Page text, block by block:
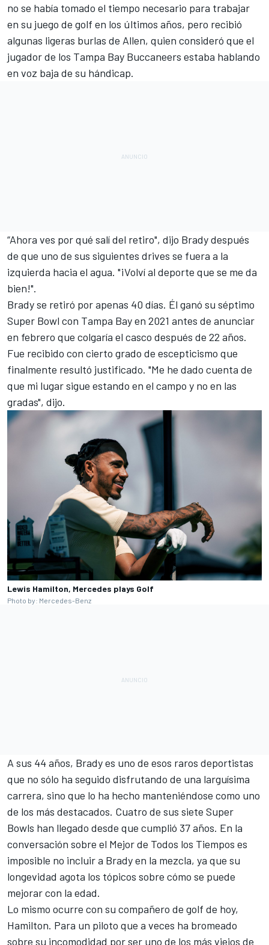
no se había tomado el tiempo necesario para trabajar
en su juego de golf en los últimos años, pero recibió
algunas ligeras burlas de Allen, quien consideró que el
jugador de los Tampa Bay Buccaneers estaba hablando
en voz baja de su hándicap.
“Ahora ves por qué salí del retiro", dijo Brady después
de que uno de sus siguientes drives se fuera a la
izquierda hacia el agua. "¡Volví al deporte que se me da
bien!".
Brady se retiró por apenas 40 días. Él ganó su séptimo
Super Bowl con Tampa Bay en 2021 antes de anunciar
en febrero que colgaría el casco después de 22 años.
Fue recibido con cierto grado de escepticismo que
finalmente resultó justificado. "Me he dado cuenta de
que mi lugar sigue estando en el campo y no en las
gradas", dijo.
Lewis Hamilton, Mercedes plays Golf
Photo by: Mercedes-Benz
A sus 44 años, Brady es uno de esos raros deportistas
que no sólo ha seguido disfrutando de una larguísima
carrera, sino que lo ha hecho manteniéndose como uno
de los más destacados. Cuatro de sus siete Super
Bowls han llegado desde que cumplió 37 años. En la
conversación sobre el Mejor de Todos los Tiempos es
imposible no incluir a Brady en la mezcla, ya que su
longevidad agota los tópicos sobre cómo se puede
mejorar con la edad.
Lo mismo ocurre con su compañero de golf de hoy,
Hamilton. Para un piloto que a veces ha bromeado
sobre su incomodidad por ser uno de los más viejos de